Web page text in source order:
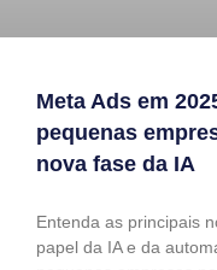
Meta Ads em
pequenas
nova fase da IA
Entenda as principais
papel da IA e da